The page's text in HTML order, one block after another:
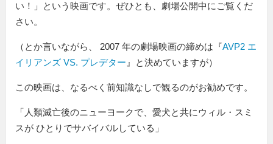
い！」という映画です。ぜひとも、劇場公開中にご覧くだ
さい。
（とか言いながら、 2007 年の劇場映画の締めは『AVP2 エ
イリアンズ VS. プレデター 』と決めていますが）
この映画は、なるべく前知識なしで観るのがお勧めです。
「人類滅亡後のニューヨークで、愛犬と共にウィル・スミ
スが ひとりでサバイバルしている」